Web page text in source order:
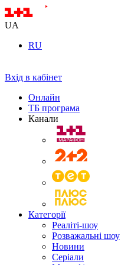
UA
RU
Вхід в кабінет
Онлайн
ТБ програма
Канали
Категорії
Реаліті-шоу
Розважальні шоу
Новини
Серіали